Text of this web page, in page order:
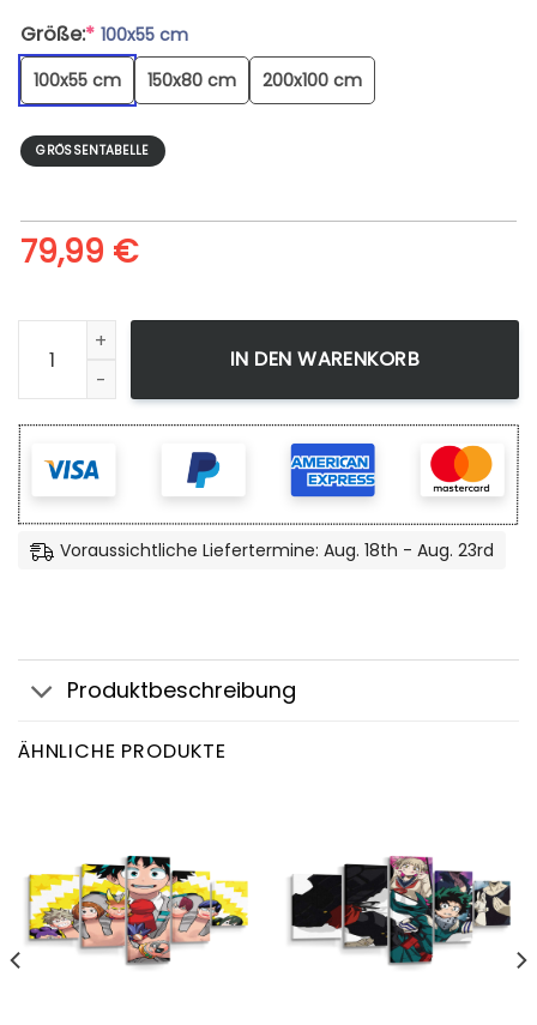
Größe:* 100x55 cm
100x55 cm
150x80 cm 200x100 cm
GRÖSSENTABELLE
79,99 €
Leinwandbild My Hero Academia Izuku Au Combat
IN DEN WARENKORB
Voraussichtliche Liefertermine: Aug. 18th - Aug. 23rd
Produktbeschreibung
ÄHNLICHE PRODUKTE